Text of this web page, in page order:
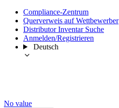
Compliance-Zentrum
Querverweis auf Wettbewerber
Distributor Inventar Suche
Anmelden/Registrieren
Deutsch
No value